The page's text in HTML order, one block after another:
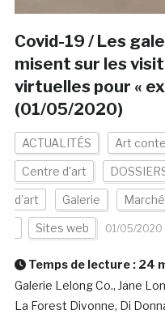
Covid-19 / Les
misent sur les
virtuelles pour «
(01/05/2020)
ACTUALITÉS Art
Centre d'art
d'art Galerie
Sites web 01/05/2020
Temps de lecture : 24
Galerie Lelong Co., Jane
La Forest Divonne, Di